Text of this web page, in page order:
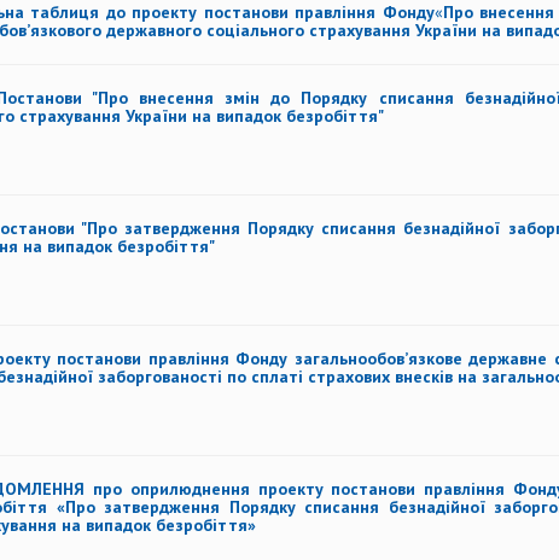
таблиця до проекту постанови правління Фонду«Про
державного соціального страхування України на
"Про внесення змін до Порядку списання
страхування України на випадок безробіття"
"Про затвердження Порядку списання безнадійної
на випадок безробіття"
постанови правління Фонду загальнообов’язкове
заборгованості по сплаті страхових внесків на
про оприлюднення проекту постанови правління
«Про затвердження Порядку списання безнадійної
на випадок безробіття»